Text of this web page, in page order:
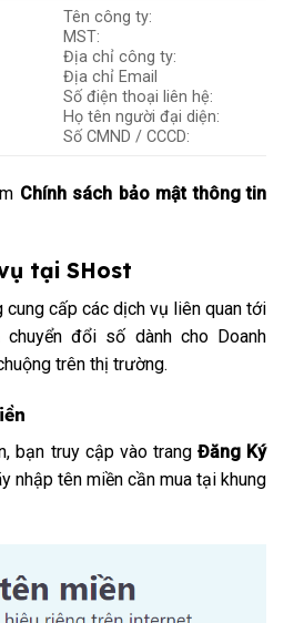
Tên công ty:
MST:
Địa chỉ công ty:
Địa chỉ Email
Số điện thoại liên hệ:
Họ tên người đại diện:
Số CMND / CCCD:
Chính sách bảo mật thông tin
tại SHost
cung cấp các dịch vụ liên quan tới
đổi số dành cho Doanh
trên thị trường.
bạn truy cập vào trangĐăng Ký
nhập tên miền cần mua tại khung